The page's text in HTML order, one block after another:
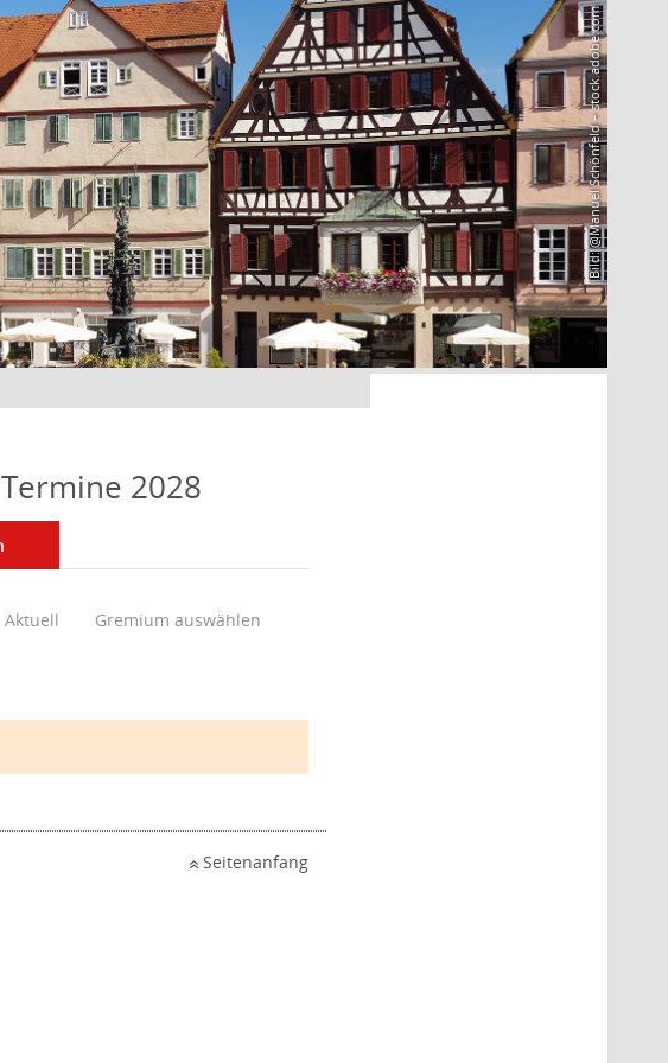
Bild: @Manuel Schönfeld – stock.adobe.com
2028
Aktuell Gremium auswählen
Seitenanfang